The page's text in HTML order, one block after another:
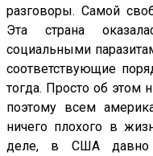
разговоры. Самой
Эта страна
социальными
соответствующие
тогда. Просто об этом
поэтому всем
ничего плохого в
деле, в США давно